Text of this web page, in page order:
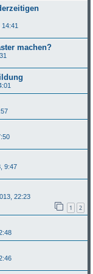
machen?
9:47
22:23
1 2